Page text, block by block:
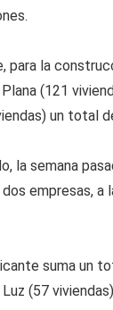
para la
(121
un total
la semana
empresas, a
suma un
(57